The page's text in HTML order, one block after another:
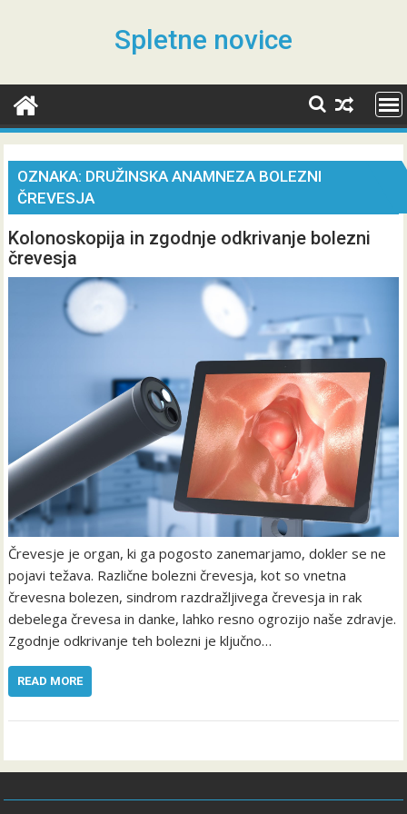
Spletne novice
OZNAKA: DRUŽINSKA ANAMNEZA BOLEZNI
ČREVESJA
Kolonoskopija in zgodnje odkrivanje bolezni
črevesja
Črevesje je organ, ki ga pogosto zanemarjamo, dokler se ne
pojavi težava. Različne bolezni črevesja, kot so vnetna
črevesna bolezen, sindrom razdražljivega črevesja in rak
debelega črevesa in danke, lahko resno ogrozijo naše zdravje.
Zgodnje odkrivanje teh bolezni je ključno…
READ MORE